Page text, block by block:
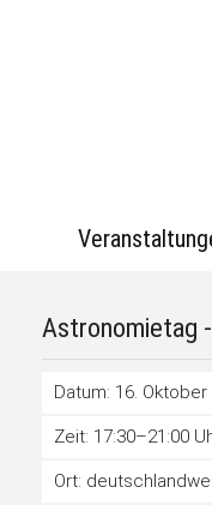
Astronomietag
Datum: 16. Oktober
Zeit: 17:30–21:00
Ort: